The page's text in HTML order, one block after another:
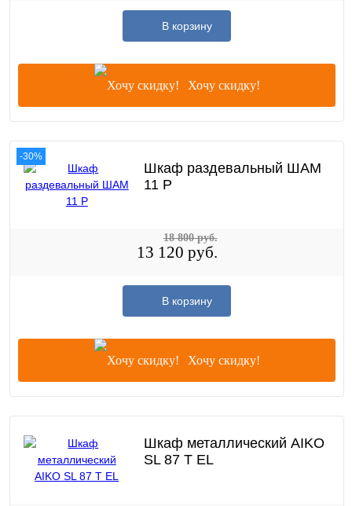
В корзину
Хочу скидку!
-30%
Шкаф раздевальный ШАМ
11 Р
13 120 руб.
18 800 руб.
В корзину
Хочу скидку!
Шкаф металлический AIKO
SL 87 T EL